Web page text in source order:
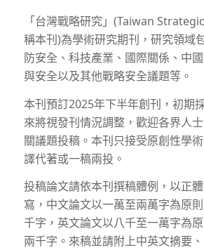
「台灣戰略研究」(Taiwan
稱本刊)為學術研究期刊，研究領域
防安全、科技產業、國際關係、中
與安全以及其他戰略安全議題等。
本刊預訂2025年下半年創刊，初期
來將視發刊情況調整，歡迎各界人
關議題投稿。本刊只接受原創性學
譯代著或一稿兩投。
投稿論文請依本刊撰稿體例，以正
寫，中文論文以一萬至兩萬字為原
千字，英文論文以八千至一萬字為
兩千字。來稿並請附上中英文摘要